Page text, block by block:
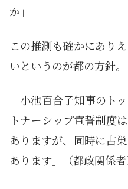
か」
この推測も確かにあり
いというのが都の方針
「小池百合子知事のト
トナーシップ宣誓制度
ありますが、同時に古
あります」（都政関係者